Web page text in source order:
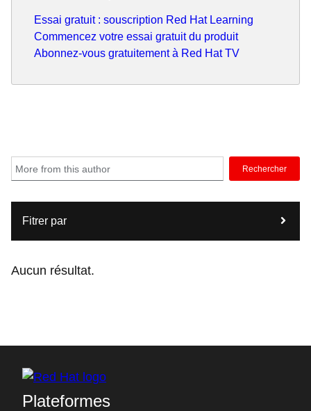
Essai gratuit : souscription Red Hat Learning
Commencez votre essai gratuit du produit
Abonnez-vous gratuitement à Red Hat TV
Rechercher
Fitrer par
Aucun résultat.
Plateformes